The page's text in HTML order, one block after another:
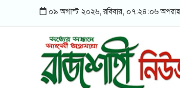
০৯ অগাস্ট ২০২৬, রবিবার, ০৭:২৪:০৬